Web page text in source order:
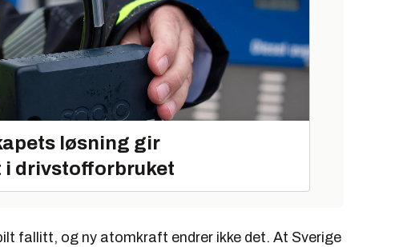
løsning gir
drivstofforbruket
fallitt, og ny atomkraft endrer ikke det. At Sverige